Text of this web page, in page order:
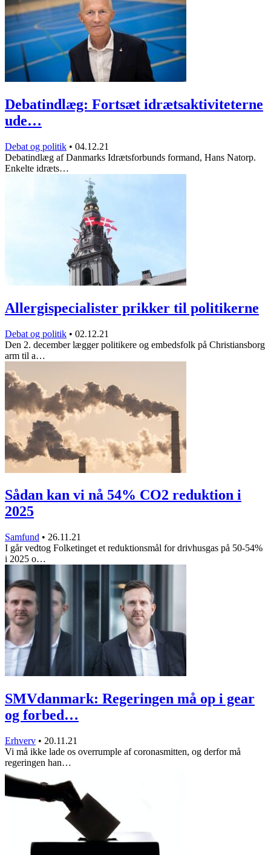
Debatindlæg: Fortsæt idrætsaktiviteterne
ude…
Debat og politik • 04.12.21
Debatindlæg af Danmarks Idrætsforbunds formand, Hans Natorp.
Enkelte idræts…
Allergispecialister prikker til politikerne
Debat og politik • 02.12.21
Den 2. december lægger politikere og embedsfolk på Christiansborg
arm til a…
Sådan kan vi nå 54% CO2 reduktion i
2025
Samfund • 26.11.21
I går vedtog Folketinget et reduktionsmål for drivhusgas på 50-54%
i 2025 o…
SMVdanmark: Regeringen må op i gear
og forbed…
Erhverv • 20.11.21
Vi må ikke lade os overrumple af coronasmitten, og derfor må
regeringen han…